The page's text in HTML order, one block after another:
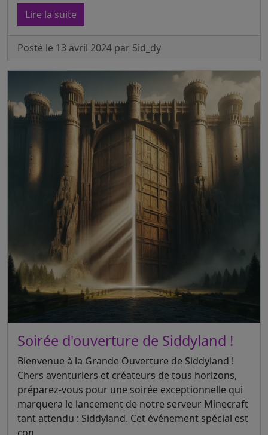
Lire la suite
Posté le 13 avril 2024 par Sid_dy
Soirée d'ouverture de Siddyland !
Bienvenue à la Grande Ouverture de Siddyland !
Chers aventuriers et créateurs de tous horizons,
préparez-vous pour une soirée exceptionnelle qui
marquera le lancement de notre serveur Minecraft
tant attendu : Siddyland. Cet événement spécial est